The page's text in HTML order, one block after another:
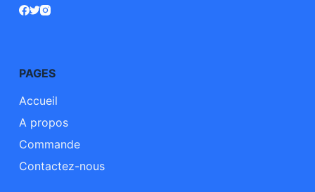
PAGES
Accueil
A propos
Commande
Contactez-nous